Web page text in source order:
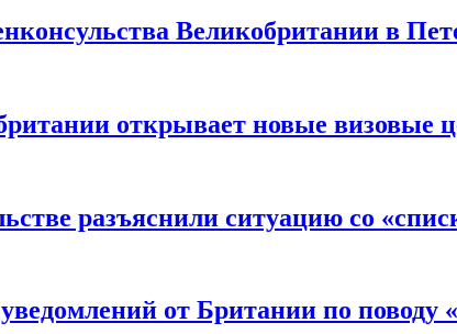
Великобритании в
открывает новые визовые
разъяснили ситуацию со
от Британии по